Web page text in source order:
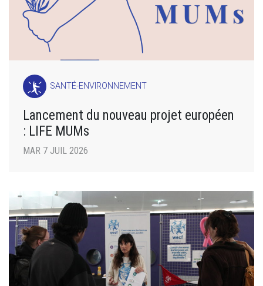
SANTÉ-ENVIRONNEMENT
Lancement du nouveau projet européen
: LIFE MUMs
MAR 7 JUIL 2026